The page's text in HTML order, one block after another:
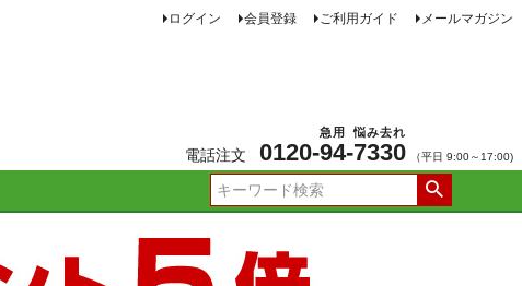
ログイン 会員登録 ご利用ガイド メールマガジン
電話注文 0120-94
急用
-7330
悩み去れ
（平日 9:00～17:00)